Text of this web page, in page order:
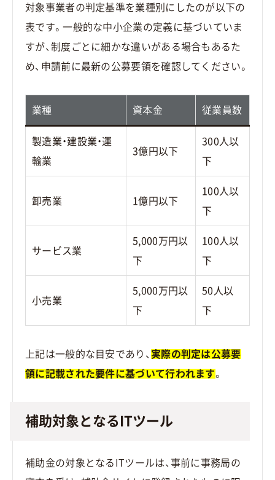
対象事業者の判定基準を業種別にしたのが以下の
表です。一般的な中小企業の定義に基づいていま
すが、制度ごとに細かな違いがある場合もあるた
め、申請前に最新の公募要領を確認してください。
業種 資本金 従業員数
製造業・建設業・運
輸業
3億円以下
300人以
下
卸売業 1億円以下
100人以
下
サービス業
5,000万円以
下
100人以
下
小売業
5,000万円以
下
50人以
下
上記は一般的な目安であり、 実際の判定は公募要
領に記載された要件に基づいて行われます。
補助対象となるITツール
補助金の対象となるITツールは、事前に事務局の